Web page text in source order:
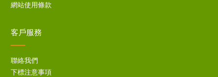
網站使用條款
客戶服務
聯絡我們
下標注意事項